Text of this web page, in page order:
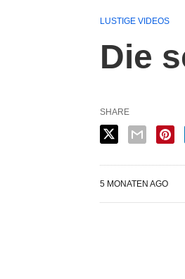
LUSTIGE VIDEOS
Die
SHARE
5 MONATEN AGO